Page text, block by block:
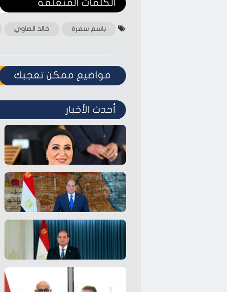
الكلمات المتعلقة‎
باسم سمرة خالد الصاوي
مواضيع ممكن تعجبك
أحدث الأخبار